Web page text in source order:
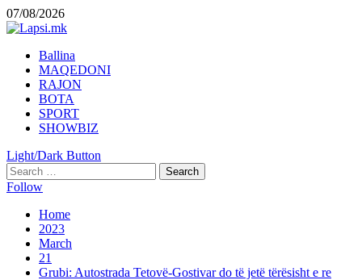
Skip
to
07/08/2026
Primary
Menu
Ballina
MAQEDONI
RAJON
BOTA
SPORT
SHOWBIZ
Light/Dark Button
Search
for:
Follow
Home
2023
March
21
Grubi: Autostrada Tetovë-Gostivar do të jetë tërësisht e re